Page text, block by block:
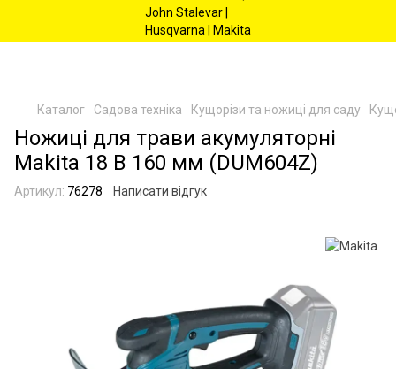
Каталог Садова техніка Кущорізи та ножиці для саду
Ножиці для трави акумуляторні
Makita 18 В 160 мм (DUM604Z)
Артикул: 76278 Написати відгук